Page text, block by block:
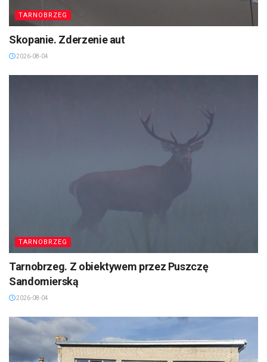
TARNOBRZEG
Skopanie. Zderzenie aut
2026-08-04
TARNOBRZEG
Tarnobrzeg. Z obiektywem przez Puszczę
Sandomierską
2026-08-04